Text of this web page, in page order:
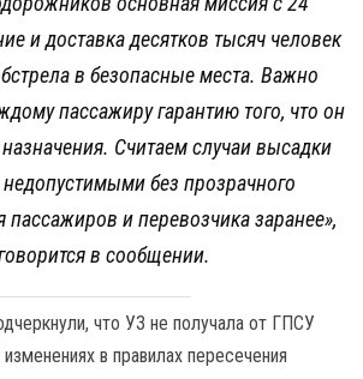
и доставка десятков тысяч человек
в безопасные места. Важно
пассажиру гарантию того, что он
Считаем случаи высадки
без прозрачного
и перевозчика заранее»,
в сообщении.
что УЗ не получала от ГПСУ
в правилах пересечения